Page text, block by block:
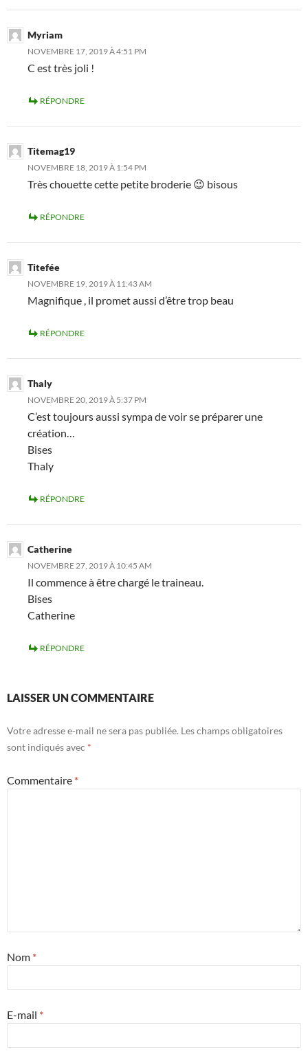
Myriam
NOVEMBRE 17, 2019 À 4:51 PM
C est très joli !
RÉPONDRE
Titemag19
NOVEMBRE 18, 2019 À 1:54 PM
Très chouette cette petite broderie 😉 bisous
RÉPONDRE
Titefée
NOVEMBRE 19, 2019 À 11:43 AM
Magnifique , il promet aussi d’être trop beau
RÉPONDRE
Thaly
NOVEMBRE 20, 2019 À 5:37 PM
C’est toujours aussi sympa de voir se préparer une
création…
Bises
Thaly
RÉPONDRE
Catherine
NOVEMBRE 27, 2019 À 10:45 AM
Il commence à être chargé le traineau.
Bises
Catherine
RÉPONDRE
LAISSER UN COMMENTAIRE
Votre adresse e-mail ne sera pas publiée. Les champs obligatoires
sont indiqués avec *
Commentaire *
Nom *
E-mail *